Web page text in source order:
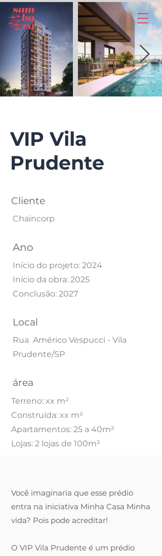
VIP Vila
Prudente
Cliente
Chaincorp
Ano
Início do projeto: 2024
Início da obra: 2025
Conclusão: 2027
Local
Rua Américo Vespucci - Vila
Prudente/SP
área
Terreno: xx m²
Construída: xx m²
Apartamentos: 25 a 40m²
Lojas: 2 lojas de 100m²
Você imaginaria que esse prédio
entra na iniciativa Minha Casa Minha
vida? Pois pode acreditar!
O VIP Vila Prudente é um prédio